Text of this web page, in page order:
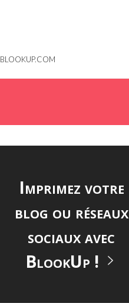
Imprimez votre
blog ou réseaux
sociaux avec
BlookUp !